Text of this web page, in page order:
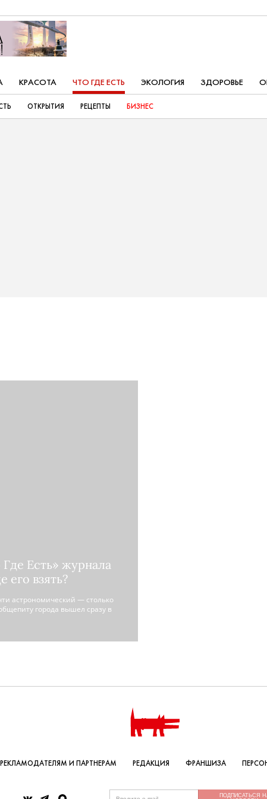
КРАСОТА ЧТО ГДЕ ЕСТЬ ЭКОЛОГИЯ ЗДОРОВЬЕ
ОТКРЫТИЯ РЕЦЕПТЫ БИЗНЕС
Есть» журнала
его взять?
астрономический — столько
города вышел сразу в
РЕКЛАМОДАТЕЛЯМ И ПАРТНЕРАМ РЕДАКЦИЯ ФРАНШИЗА
ПОДПИСАТЬСЯ